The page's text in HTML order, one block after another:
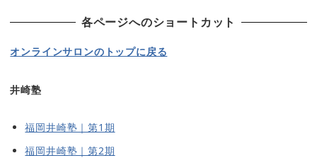
各ページへのショートカット
オンラインサロンのトップに戻る
井崎塾
福岡井崎塾｜第1期
福岡井崎塾｜第2期